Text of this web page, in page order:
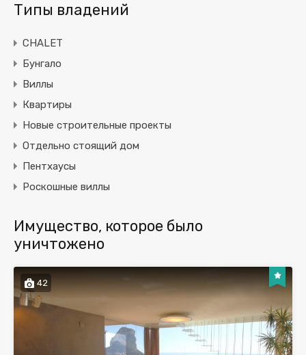
Типы владений
CHALET
Бунгало
Виллы
Квартиры
Новые строительные проекты
Отдельно стоящий дом
Пентхаусы
Роскошные виллы
Имущество, которое было
уничтожено
42